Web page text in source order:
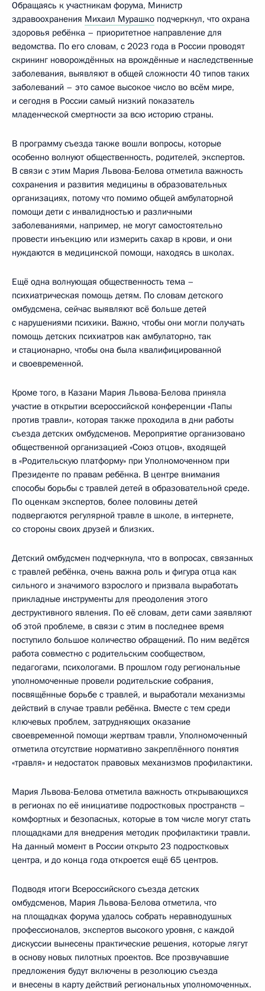
Обращаясь к участникам форума, Министр
здравоохранения Михаил Мурашко подчеркнул, что охрана
здоровья ребёнка – приоритетное направление для
ведомства. По его словам, с 2023 года в России проводят
скрининг новорождённых на врождённые и наследственные
заболевания, выявляют в общей сложности 40 типов таких
заболеваний – это самое высокое число во всём мире,
и сегодня в России самый низкий показатель
младенческой смертности за всю историю страны.
В программу съезда также вошли вопросы, которые
особенно волнуют общественность, родителей, экспертов.
В связи с этим Мария Львова-Белова отметила важность
сохранения и развития медицины в образовательных
организациях, потому что помимо общей амбулаторной
помощи дети с инвалидностью и различными
заболеваниями, например, не могут самостоятельно
провести инъекцию или измерить сахар в крови, и они
нуждаются в медицинской помощи, находясь в школах.
Ещё одна волнующая общественность тема –
психиатрическая помощь детям. По словам детского
омбудсмена, сейчас выявляют всё больше детей
с нарушениями психики. Важно, чтобы они могли получать
помощь детских психиатров как амбулаторно, так
и стационарно, чтобы она была квалифицированной
и своевременной.
Кроме того, в Казани Мария Львова-Белова приняла
участие в открытии всероссийской конференции «Папы
против травли», которая также проходила в дни работы
съезда детских омбудсменов. Мероприятие организовано
общественной организацией «Союз отцов», входящей
в «Родительскую платформу» при Уполномоченном при
Президенте по правам ребёнка. В центре внимания
способы борьбы с травлей детей в образовательной среде.
По оценкам экспертов, более половины детей
подвергаются регулярной травле в школе, в интернете,
со стороны своих друзей и близких.
Детский омбудсмен подчеркнула, что в вопросах, связанных
с травлей ребёнка, очень важна роль и фигура отца как
сильного и значимого взрослого и призвала выработать
прикладные инструменты для преодоления этого
деструктивного явления. По её словам, дети сами заявляют
об этой проблеме, в связи с этим в последнее время
поступило большое количество обращений. По ним ведётся
работа совместно с родительским сообществом,
педагогами, психологами. В прошлом году региональные
уполномоченные провели родительские собрания,
посвящённые борьбе с травлей, и выработали механизмы
действий в случае травли ребёнка. Вместе с тем среди
ключевых проблем, затрудняющих оказание
своевременной помощи жертвам травли, Уполномоченный
отметила отсутствие нормативно закреплённого понятия
«травля» и недостаток правовых механизмов профилактики.
Мария Львова-Белова отметила важность открывающихся
в регионах по её инициативе подростковых пространств –
комфортных и безопасных, которые в том числе могут стать
площадками для внедрения методик профилактики травли.
На данный момент в России открыто 23 подростковых
центра, и до конца года откроется ещё 65 центров.
Подводя итоги Всероссийского съезда детских
омбудсменов, Мария Львова-Белова отметила, что
на площадках форума удалось собрать неравнодушных
профессионалов, экспертов высокого уровня, с каждой
дискуссии вынесены практические решения, которые лягут
в основу новых пилотных проектов. Все прозвучавшие
предложения будут включены в резолюцию съезда
и внесены в карту действий региональных уполномоченных.